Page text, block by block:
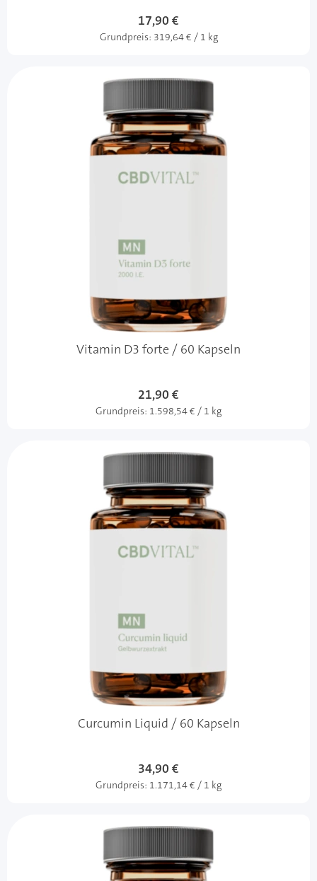
17,90 €
Grundpreis: 319,64 € / 1 kg
Vitamin D3 forte / 60 Kapseln
21,90 €
Grundpreis: 1.598,54 € / 1 kg
Curcumin Liquid / 60 Kapseln
34,90 €
Grundpreis: 1.171,14 € / 1 kg